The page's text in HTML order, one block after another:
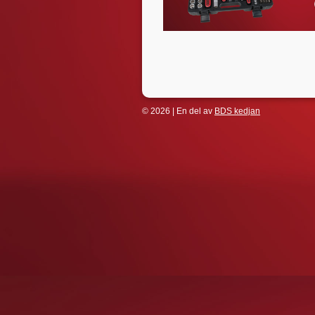
© 2026 | En del av BDS kedjan